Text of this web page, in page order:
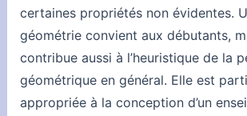
certaines propriétés non évidentes.
géométrie convient aux débutants,
contribue aussi à l’heuristique de la
géométrique en général. Elle est
appropriée à la conception d’un